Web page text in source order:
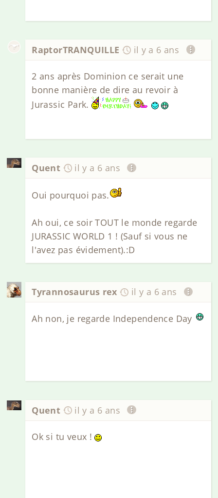
RaptorTRANQUILLE il y a 6 ans
2 ans après Dominion ce serait une
bonne manière de dire au revoir à
Jurassic Park.
Quent il y a 6 ans
Oui pourquoi pas.
Ah oui, ce soir TOUT le monde regarde
JURASSIC WORLD 1 ! (Sauf si vous ne
l'avez pas évidement).:D
Tyrannosaurus rex il y a 6 ans
Ah non, je regarde Independence Day
Quent il y a 6 ans
Ok si tu veux !